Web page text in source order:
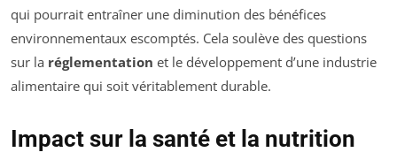
qui pourrait entraîner une diminution des bénéfices
environnementaux escomptés. Cela soulève des questions
sur la réglementation et le développement d’une industrie
alimentaire qui soit véritablement durable.
Impact sur la santé et la nutrition